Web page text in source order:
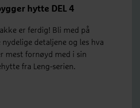
hytte DEL 4
er ferdig! Bli med på
nydelige detaljene og les hva
mest fornøyd med i sin
fra Leng-serien.